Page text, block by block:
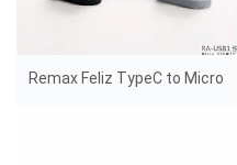
Remax Feliz TypeC to Micro